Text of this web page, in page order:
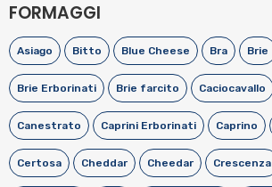
FORMAGGI
Asiago Bitto Blue Cheese Bra Brie
Brie Erborinati Brie farcito Caciocavallo
Canestrato Caprini Erborinati Caprino
Certosa Cheddar Cheedar Crescenza